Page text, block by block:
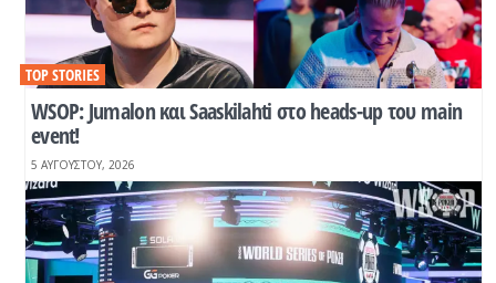
WSOP: Jumalon και Saaskilahti στο heads-up του main
event!
TOP STORIES
5 ΑΥΓΟΎΣΤΟΥ, 2026